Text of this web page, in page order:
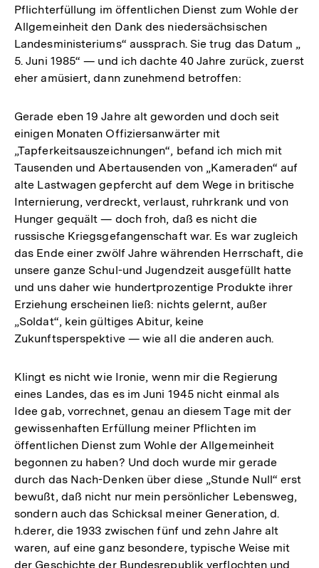
Pflichterfüllung im öffentlichen Dienst zum Wohle der
Allgemeinheit den Dank des niedersächsischen
Landesministeriums“ aussprach. Sie trug das Datum „
5. Juni 1985“ — und ich dachte 40 Jahre zurück, zuerst
eher amüsiert, dann zunehmend betroffen:
Gerade eben 19 Jahre alt geworden und doch seit
einigen Monaten Offiziersanwärter mit
„Tapferkeitsauszeichnungen“, befand ich mich mit
Tausenden und Abertausenden von „Kameraden“ auf
alte Lastwagen gepfercht auf dem Wege in britische
Internierung, verdreckt, verlaust, ruhrkrank und von
Hunger gequält — doch froh, daß es nicht die
russische Kriegsgefangenschaft war. Es war zugleich
das Ende einer zwölf Jahre währenden Herrschaft, die
unsere ganze Schul-und Jugendzeit ausgefüllt hatte
und uns daher wie hundertprozentige Produkte ihrer
Erziehung erscheinen ließ: nichts gelernt, außer
„Soldat“, kein gültiges Abitur, keine
Zukunftsperspektive — wie all die anderen auch.
Klingt es nicht wie Ironie, wenn mir die Regierung
eines Landes, das es im Juni 1945 nicht einmal als
Idee gab, vorrechnet, genau an diesem Tage mit der
gewissenhaften Erfüllung meiner Pflichten im
öffentlichen Dienst zum Wohle der Allgemeinheit
begonnen zu haben? Und doch wurde mir gerade
durch das Nach-Denken über diese „Stunde Null“ erst
bewußt, daß nicht nur mein persönlicher Lebensweg,
sondern auch das Schicksal meiner Generation, d.
h.derer, die 1933 zwischen fünf und zehn Jahre alt
waren, auf eine ganz besondere, typische Weise mit
der Geschichte der Bundesrepublik verflochten und